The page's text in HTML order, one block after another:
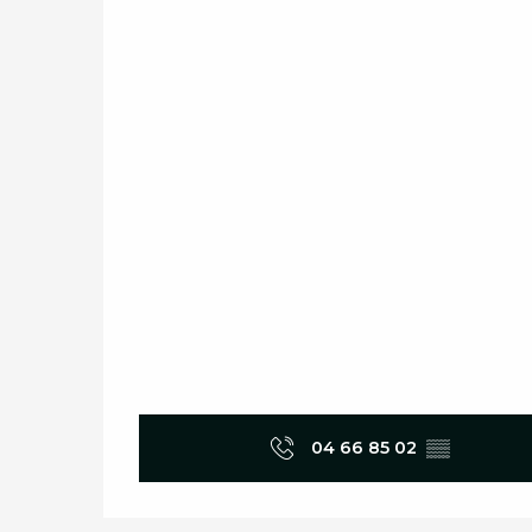
04 66 85 02 ▒▒